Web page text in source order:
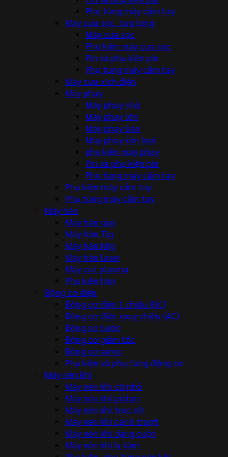
Phụ tùng máy cầm tay
Máy cưa sọc, cưa lọng
Máy cưa sọc
Phụ kiện máy cưa sọc
Pin và phụ kiện pin
Phụ tùng máy cầm tay
Máy cưa xích điện
Máy phay
Máy phay nhỏ
Máy phay lớn
Máy phay bàn
Máy phay kim loại
phụ kiện máy phay
Pin và phụ kiện pin
Phụ tùng máy cầm tay
Phụ kiện máy cầm tay
Phụ tùng máy cầm tay
Máy hàn
Máy hàn que
Máy hàn Tig
Máy hàn Mig
Máy hàn laser
Máy cut plasma
Phụ kiện hàn
Động cơ điện
Động cơ điện 1 chiều (DC)
Động cơ điện xoay chiều (AC)
Động cơ bước
Động cơ giảm tốc
Động cơ servo
Phụ kiện và phụ tùng động cơ
Máy nén khí
Máy nén khí cỡ nhỏ
Máy nén khí piston
Máy nén khí trục vít
Máy nén khí cánh trượt
Máy nén khí dạng cuộn
Máy nén khí ly tâm